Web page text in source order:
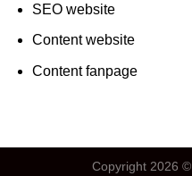
SEO website
Content website
Content fanpage
Copyright 2026 ©